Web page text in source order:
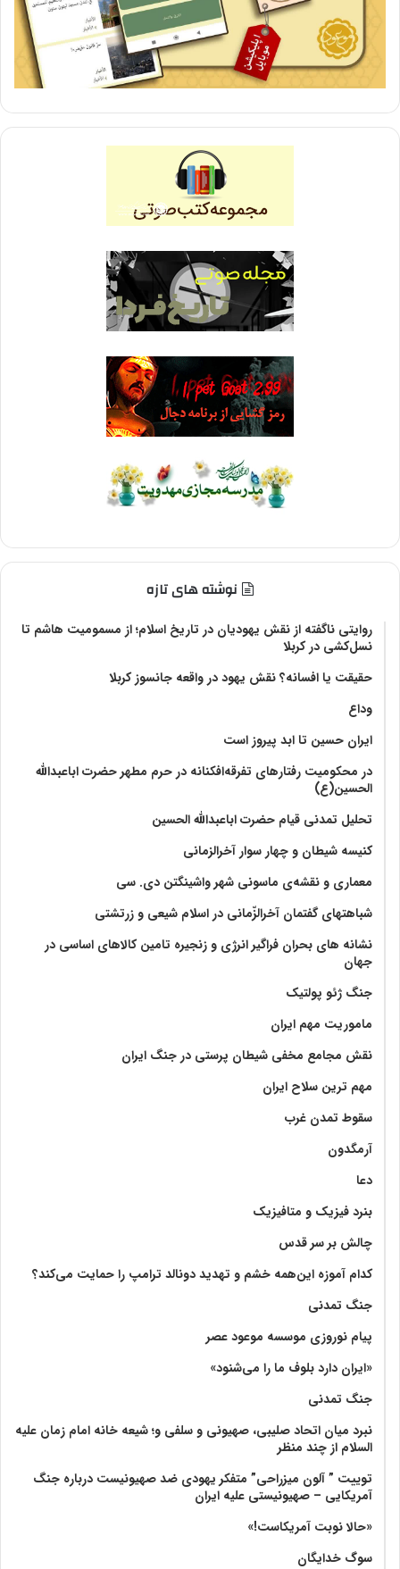
نوشته های تازه
روایتی ناگفته از نقش یهودیان در تاریخ اسلام؛ از مسمومیت هاشم تا
نسل‌کشی در کربلا
حقیقت یا افسانه؟‌ نقش یهود در واقعه جانسوز کربلا
وداع
ایران حسین تا ابد پیروز است
در محکومیت رفتارهای تفرقه‌افکنانه در حرم مطهر حضرت اباعبدالله
الحسین(ع)
تحلیل تمدنی قیام حضرت اباعبدالله الحسین
کنیسه شیطان و چهار سوار آخرالزمانی
معماری و نقشه‌ی ماسونی شهر واشينگتن دی. سی
شباهتهای گفتمان آخر‌الزّمانی در اسلام شیعی و زرتشتی
نشانه های بحران فراگیر انرژی و زنجیره تامین کالاهای اساسی در
جهان
جنگ ژئو پولتیک
ماموریت مهم ایران
نقش مجامع مخفی شیطان پرستی در جنگ ایران
مهم ترین سلاح ایران
سقوط تمدن غرب
آرمگدون
دعا
بنرد فیزیک و متافیزیک
چالش بر سر قدس
کدام آموزه این‌همه خشم و تهدید دونالد ترامپ را حمایت می‌کند؟
جنگ تمدنی
پیام نوروزی موسسه موعود عصر
«ایران دارد بلوف ما را می‌شنود»
جنگ تمدنی
نبرد میان اتحاد صلیبی، صهیونی و سلفی و؛ شیعه خانه امام زمان علیه
السلام از چند منظر
توییت ” آلون میزراحی” متفکر یهودی ضد صهیونیست درباره جنگ
آمریکایی – صهیونیستی علیه ایران
«حالا نوبت آمریکاست!»
سوگ خدایگان